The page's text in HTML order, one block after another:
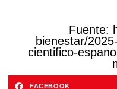
Fuente:
bienestar/
cientifico-
FACEBOOK